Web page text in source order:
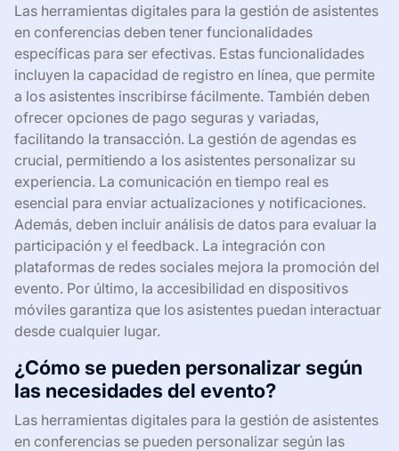
Las herramientas digitales para la gestión de asistentes
en conferencias deben tener funcionalidades
específicas para ser efectivas. Estas funcionalidades
incluyen la capacidad de registro en línea, que permite
a los asistentes inscribirse fácilmente. También deben
ofrecer opciones de pago seguras y variadas,
facilitando la transacción. La gestión de agendas es
crucial, permitiendo a los asistentes personalizar su
experiencia. La comunicación en tiempo real es
esencial para enviar actualizaciones y notificaciones.
Además, deben incluir análisis de datos para evaluar la
participación y el feedback. La integración con
plataformas de redes sociales mejora la promoción del
evento. Por último, la accesibilidad en dispositivos
móviles garantiza que los asistentes puedan interactuar
desde cualquier lugar.
¿Cómo se pueden personalizar según
las necesidades del evento?
Las herramientas digitales para la gestión de asistentes
en conferencias se pueden personalizar según las